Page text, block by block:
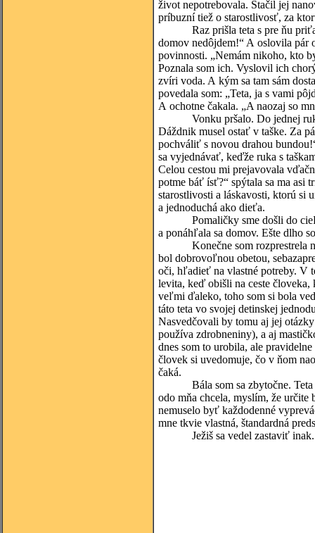
život nepotrebovala. Stačil jej
príbuzní tiež o starostlivosť, za
Raz prišla teta s pre ňu
domov nedôjdem!“ A oslovila
povinnosti. „Nemám nikoho, kto
Poznala som ich. Vyslovil ich
zvíri voda. A kým sa tam sám
povedala som: „Teta, ja s vami
A ochotne čakala. „A naozaj so
Vonku pršalo. Do jednej ruky
Dáždnik musel ostať v taške. Za
pochváliť s novou drahou
sa vyjednávať, keďže ruka s
Celou cestou mi prejavovala
potme báť ísť?“ spýtala sa ma asi
starostlivosti a láskavosti, ktorú si
a jednoduchá ako dieťa.
Pomaličky sme došli do cieľa.
a ponáhľala sa domov. Ešte dlho
Konečne som rozprestrela nad
bol dobrovoľnou obetou,
oči, hľadieť na vlastné potreby. V
levita, keď obišli na ceste
veľmi ďaleko, toho som si bola
táto teta vo svojej detinskej
Nasvedčovali by tomu aj jej
používa zdrobneniny), a aj
dnes som to urobila, ale
človek si uvedomuje, čo v ňom
čaká.
Bála som sa zbytočne. Teta k
odo mňa chcela, myslím, že
nemuselo byť každodenné
mne tkvie vlastná, štandardná
Ježiš sa vedel zastaviť inak. A